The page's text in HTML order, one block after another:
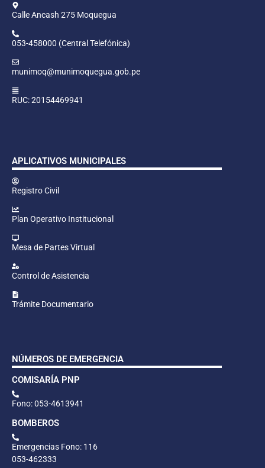
Calle Ancash 275 Moquegua
053-458000 (Central Telefónica)
munimoq@munimoquegua.gob.pe
RUC: 20154469941
APLICATIVOS MUNICIPALES
Registro Civil
Plan Operativo Institucional
Mesa de Partes Virtual
Control de Asistencia
Trámite Documentario
NÚMEROS DE EMERGENCIA
COMISARÍA PNP
Fono: 053-4613941
BOMBEROS
Emergencias Fono: 116
053-462333